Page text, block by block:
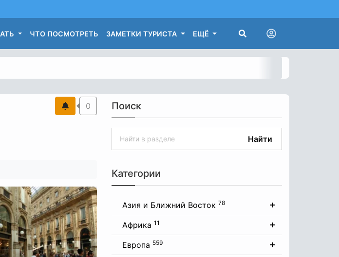
ЧТО ПОСМОТРЕТЬ ЗАМЕТКИ ТУРИСТА ЕЩЁ
0 Поиск
Найти
Категории
Азия и Ближний Восток 78
Африка 11
Европа 559